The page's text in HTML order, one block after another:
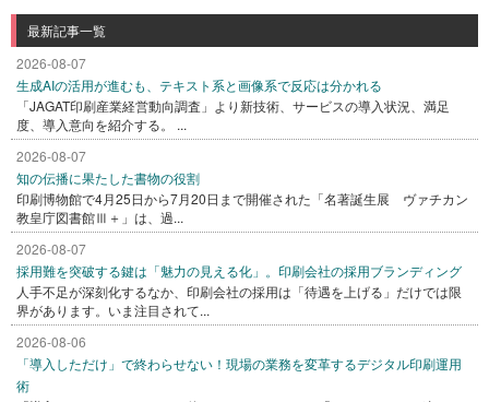
最新記事一覧
2026-08-07
生成AIの活用が進むも、テキスト系と画像系で反応は分かれる
「JAGAT印刷産業経営動向調査」より新技術、サービスの導入状況、満足
度、導入意向を紹介する。 ...
2026-08-07
知の伝播に果たした書物の役割
印刷博物館で4月25日から7月20日まで開催された「名著誕生展 ヴァチカン
教皇庁図書館Ⅲ＋」は、過...
2026-08-07
採用難を突破する鍵は「魅力の見える化」。印刷会社の採用ブランディング
人手不足が深刻化するなか、印刷会社の採用は「待遇を上げる」だけでは限
界があります。いま注目されて...
2026-08-06
「導入しただけ」で終わらせない！現場の業務を変革するデジタル印刷運用
術